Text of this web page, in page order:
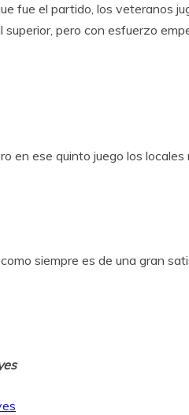
fue el partido, los veteranos
pero con esfuerzo
en ese quinto juego los locales
siempre es de una gran